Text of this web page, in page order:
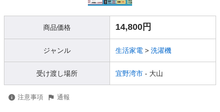
商品価格 14,800円
ジャンル 生活家電 > 洗濯機
受け渡し場所 宜野湾市 - 大山
注意事項 通報